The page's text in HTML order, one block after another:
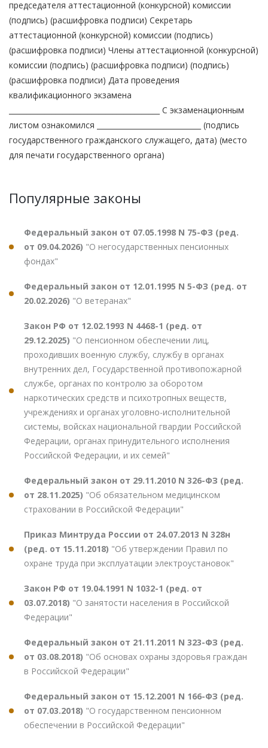
председателя аттестационной (конкурсной) комиссии
(подпись) (расшифровка подписи) Секретарь
аттестационной (конкурсной) комиссии (подпись)
(расшифровка подписи) Члены аттестационной (конкурсной)
комиссии (подпись) (расшифровка подписи) (подпись)
(расшифровка подписи) Дата проведения
квалификационного экзамена
__________________________________________ С экзаменационным
листом ознакомился _____________________________ (подпись
государственного гражданского служащего, дата) (место
для печати государственного органа)
Популярные законы
Федеральный закон от 07.05.1998 N 75-ФЗ (ред.
от 09.04.2026) "О негосударственных пенсионных
фондах"
Федеральный закон от 12.01.1995 N 5-ФЗ (ред. от
20.02.2026) "О ветеранах"
Закон РФ от 12.02.1993 N 4468-1 (ред. от
29.12.2025) "О пенсионном обеспечении лиц,
проходивших военную службу, службу в органах
внутренних дел, Государственной противопожарной
службе, органах по контролю за оборотом
наркотических средств и психотропных веществ,
учреждениях и органах уголовно-исполнительной
системы, войсках национальной гвардии Российской
Федерации, органах принудительного исполнения
Российской Федерации, и их семей"
Федеральный закон от 29.11.2010 N 326-ФЗ (ред.
от 28.11.2025) "Об обязательном медицинском
страховании в Российской Федерации"
Приказ Минтруда России от 24.07.2013 N 328н
(ред. от 15.11.2018) "Об утверждении Правил по
охране труда при эксплуатации электроустановок"
Закон РФ от 19.04.1991 N 1032-1 (ред. от
03.07.2018) "О занятости населения в Российской
Федерации"
Федеральный закон от 21.11.2011 N 323-ФЗ (ред.
от 03.08.2018) "Об основах охраны здоровья граждан
в Российской Федерации"
Федеральный закон от 15.12.2001 N 166-ФЗ (ред.
от 07.03.2018) "О государственном пенсионном
обеспечении в Российской Федерации"